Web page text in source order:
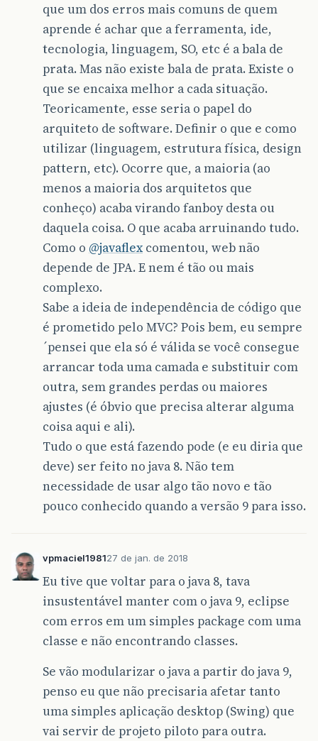
que um dos erros mais comuns de quem
aprende é achar que a ferramenta, ide,
tecnologia, linguagem, SO, etc é a bala de
prata. Mas não existe bala de prata. Existe o
que se encaixa melhor a cada situação.
Teoricamente, esse seria o papel do
arquiteto de software. Definir o que e como
utilizar (linguagem, estrutura física, design
pattern, etc). Ocorre que, a maioria (ao
menos a maioria dos arquitetos que
conheço) acaba virando fanboy desta ou
daquela coisa. O que acaba arruinando tudo.
Como o @javaflex comentou, web não
depende de JPA. E nem é tão ou mais
complexo.
Sabe a ideia de independência de código que
é prometido pelo MVC? Pois bem, eu sempre
´pensei que ela só é válida se você consegue
arrancar toda uma camada e substituir com
outra, sem grandes perdas ou maiores
ajustes (é óbvio que precisa alterar alguma
coisa aqui e ali).
Tudo o que está fazendo pode (e eu diria que
deve) ser feito no java 8. Não tem
necessidade de usar algo tão novo e tão
pouco conhecido quando a versão 9 para isso.
vpmaciel198127 de jan. de 2018
Eu tive que voltar para o java 8, tava
insustentável manter com o java 9, eclipse
com erros em um simples package com uma
classe e não encontrando classes.
Se vão modularizar o java a partir do java 9,
penso eu que não precisaria afetar tanto
uma simples aplicação desktop (Swing) que
vai servir de projeto piloto para outra.